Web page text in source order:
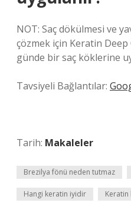
NOT: Saç dökülmesi ve
çözmek için Keratin
günde bir saç köklerine
Tavsiyeli Bağlantılar:
Tarih: Makaleler
Brezilya fönü neden tutmaz
Hangi keratin iyidir Keratin